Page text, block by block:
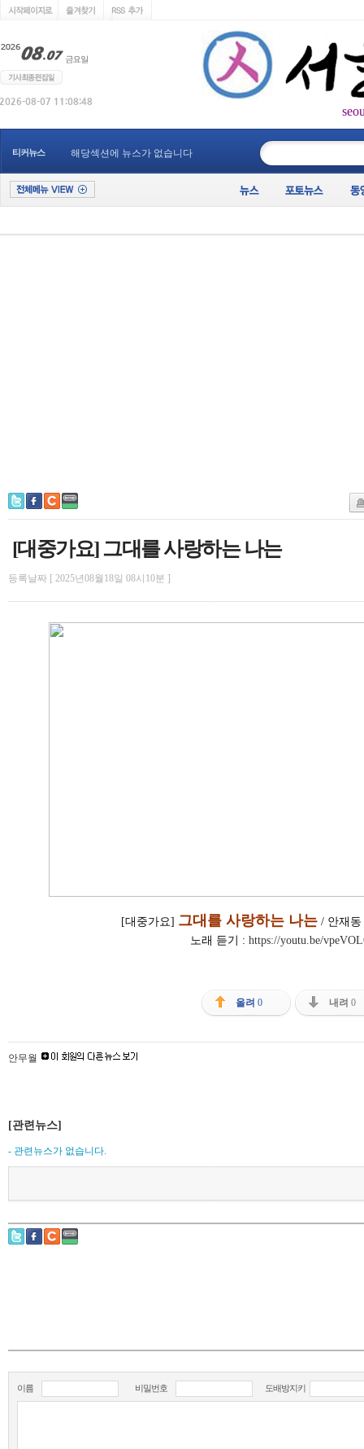
티커뉴스 해당섹션에 뉴스가 없습니다
[대중가요] 그대를 사랑하는 나는
등록날짜 [ 2025년08월18일 08시10분 ]
[대중가요] 그대를 사랑하는 나는 / 안재
노래 듣기 : https://youtu.be/
올려 0 내려 0
안무월
[관련뉴스]
- 관련뉴스가 없습니다.